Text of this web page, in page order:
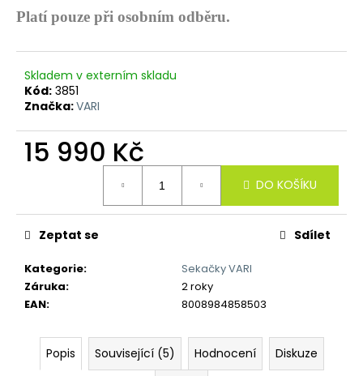
Platí pouze při osobním odběru.
Skladem v externím skladu
Kód: 3851
Značka:VARI
15 990 Kč
DO KOŠÍKU
Kategorie:
Sekačky VARI
Záruka:
2 roky
EAN: 8008984858503
Zeptat se Sdílet
Popis Související (5) Hodnocení
Diskuze
HLEDAT
D
o
o
u
e
m
e